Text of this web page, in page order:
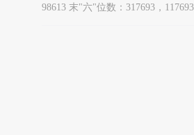
98613 末"六"位数：317693，